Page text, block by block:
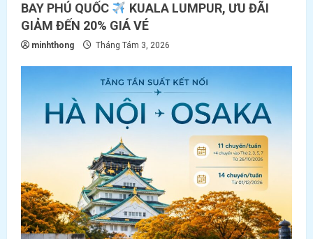
BAY PHÚ QUỐC
KUALA LUMPUR, ƯU ĐÃI
GIẢM ĐẾN 20% GIÁ VÉ
minhthong Tháng Tám 3, 2026